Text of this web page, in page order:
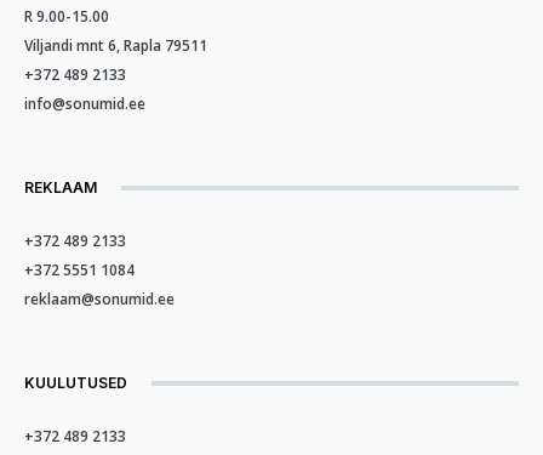
R 9.00-15.00
Viljandi mnt 6, Rapla 79511
+372 489 2133
info@sonumid.ee
REKLAAM
+372 489 2133
+372 5551 1084
reklaam@sonumid.ee
KUULUTUSED
+372 489 2133